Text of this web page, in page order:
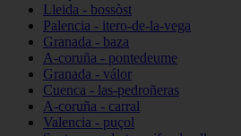
Lleida - bossòst
Palencia - itero-de-la-vega
Granada - baza
A-coruña - pontedeume
Granada - válor
Cuenca - las-pedroñeras
A-coruña - carral
Valencia - puçol